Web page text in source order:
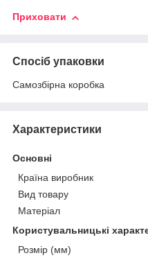
Приховати
Спосіб упаковки
Самозбірна коробка
Характеристики
Основні
Країна виробник
Вид товару
Матеріал
Користувальницькі
Розмір (мм)